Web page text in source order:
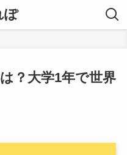
ぽ
？大学1年で世界